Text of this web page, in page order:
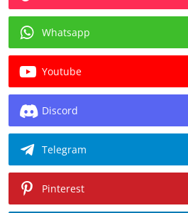
Whatsapp
Youtube
Discord
Telegram
Pinterest